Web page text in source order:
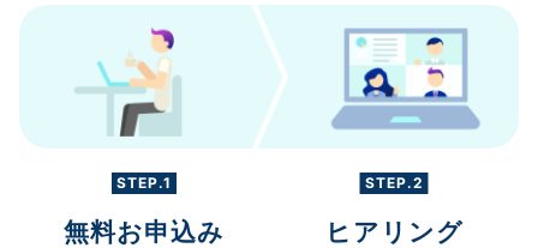
STEP.1
無料お申込み
STEP.2
ヒアリング